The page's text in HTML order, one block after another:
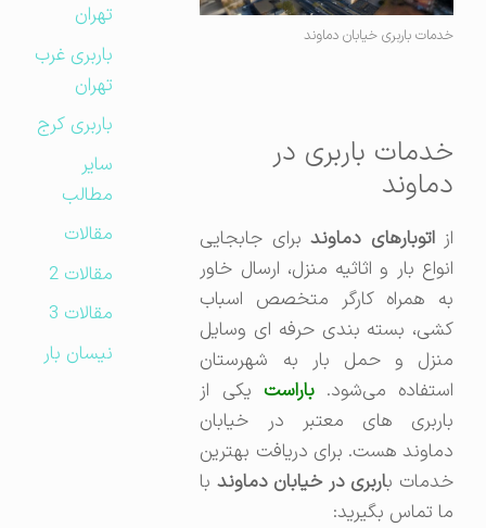
خدمات باربری خیابان دماوند
خدمات باربری در
دماوند
اتوبارهای دماوندبرای جابجایی
انواع بار و اثاثیه منزل، ارسال خاور
به همراه کارگر متخصص اسباب
کشی، بسته بندی حرفه ای وسایل
منزل و حمل بار به شهرستان
استفاده می‌شود.باراست یکی از
باربری های معتبر در خیابان
دماوند هست. برای دریافت بهترین
خدمات باربری در خیابان دماوندبا
ما تماس بگیرید:
تهران
باربری غرب
تهران
باربری کرج
مطالب
مقالات
مقالات 2
مقالات 3
نیسان بار